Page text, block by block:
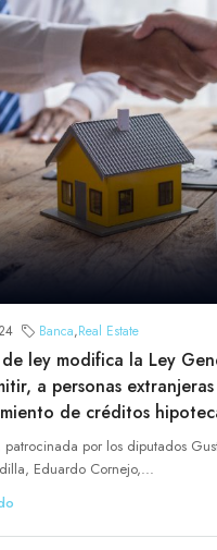
Banca,Real Estate
ley modifica la Ley
a personas
de créditos
por los diputados
Eduardo Cornejo,...